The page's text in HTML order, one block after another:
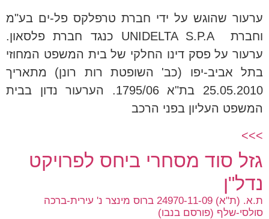
ערעור שהוגש על ידי חברת טרפלקס פל-ים בע"מ
וחברת UNIDELTA S.P.A כנגד חברת פלסאון.
ערעור על פסק דינו החלקי של בית המשפט המחוזי
בתל אביב-יפו (כב' השופטת רות רונן) מתאריך
25.05.2010 בת"א 1795/06. הערעור נדון בבית
המשפט העליון בפני הרכב
>>>
גזל סוד מסחרי ביחס לפרויקט
נדל"ן
ת.א. (ת"א) 24970-11-09 ברוס מינצר נ' עירית-ברכה
סולסי-שלף (פורסם בנבו)